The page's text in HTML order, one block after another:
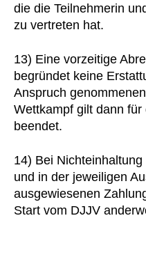
die die Teilnehmerin
zu vertreten hat.
13) Eine vorzeitige
begründet keine
Anspruch
Wettkampf gilt dann für
beendet.
14) Bei
und in der jeweiligen
ausgewiesenen
Start vom DJJV